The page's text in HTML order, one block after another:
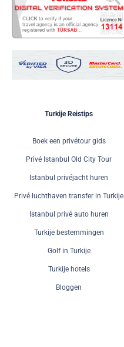
Turkije Reistips
Boek een privétour gids
Privé Istanbul Old City Tour
Istanbul privéjacht huren
Privé luchthaven transfer in Turkije
Istanbul privé auto huren
Turkije bestemmingen
Golf in Turkije
Turkije hotels
Bloggen